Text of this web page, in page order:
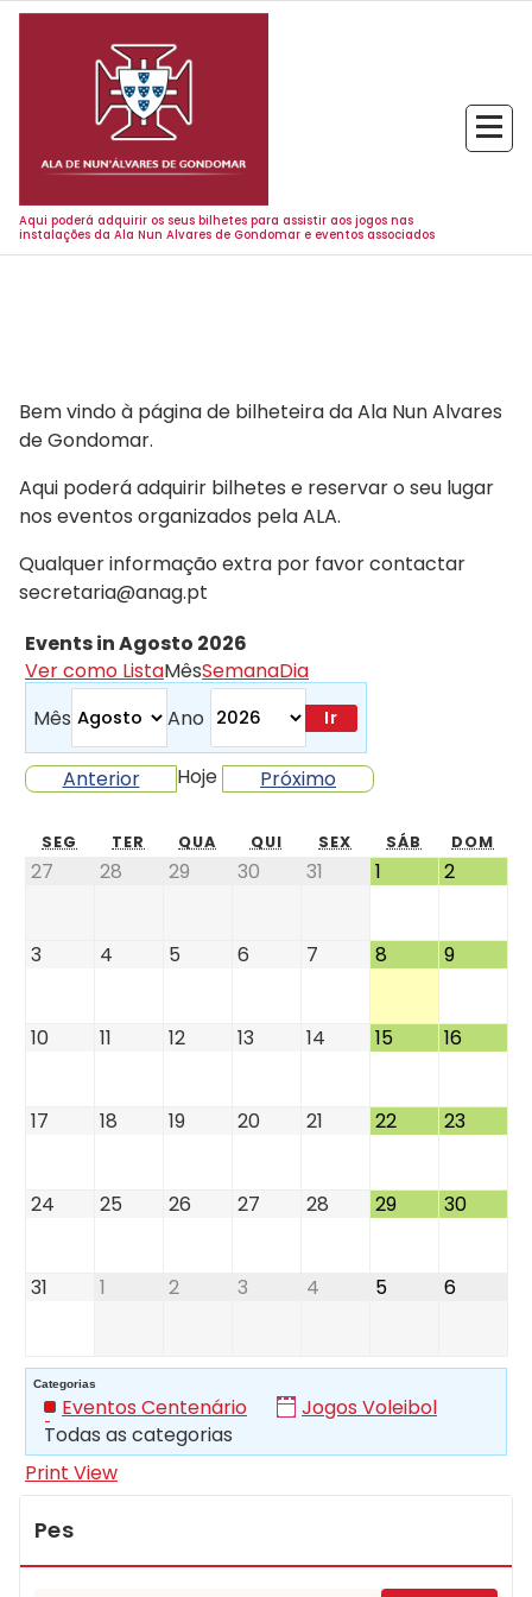
Aqui poderá adquirir os seus bilhetes para assistir aos jogos nas
instalações da Ala Nun Alvares de Gondomar e eventos associados
Bem vindo à página de bilheteira da Ala Nun Alvares
de Gondomar.
Aqui poderá adquirir bilhetes e reservar o seu lugar
nos eventos organizados pela ALA.
Qualquer informação extra por favor contactar
secretaria@anag.pt
Events in Agosto 2026
Ver como ListaMêsSemanaDia
Mês
Ano
Anterior Hoje Próximo
SEG TER QUA QUI SEX SÁB DOM
27 28 29 30 31 1 2
3 4 5 6 7 8 9
10 11 12 13 14 15 16
17 18 19 20 21 22 23
24 25 26 27 28 29 30
31 1 2 3 4 5 6
Categorias
Eventos Centenário
Jogos Voleibol
Todas as categorias
Print View
Pes